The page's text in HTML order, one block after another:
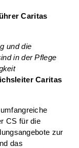
Caritas
und die
in der Pflege
Caritas
CS für die
zur
das